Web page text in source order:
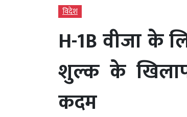
विदेश
H-1B वीजा के
शुल्क के
कदम